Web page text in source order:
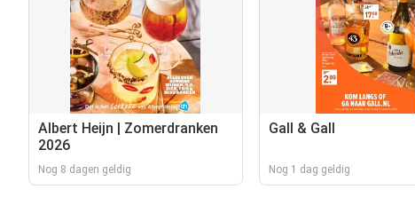
Albert Heijn | Zomerdranken
2026
Nog 8 dagen geldig
Gall & Gall
Nog 1 dag geldig